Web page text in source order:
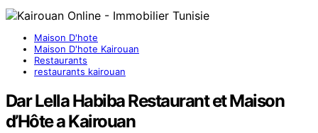
Maison D'hote
Maison D'hote Kairouan
Restaurants
restaurants kairouan
Dar Lella Habiba Restaurant et Maison
d’Hôte a Kairouan